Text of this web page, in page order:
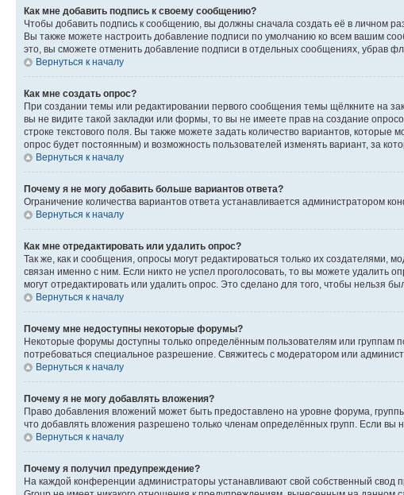
Как мне добавить подпись к своему сообщению?
Чтобы добавить подпись к сообщению, вы должны сначала создать её в личном
Вы также можете настроить добавление подписи по умолчанию ко всем вашим
это, вы сможете отменить добавление подписи в отдельных сообщениях, убрав
Вернуться к началу
Как мне создать опрос?
При создании темы или редактировании первого сообщения темы щёлкните на
вы не видите такой закладки или формы, то вы не имеете прав на создание
строке текстового поля. Вы также можете задать количество вариантов,
опрос будет постоянным) и возможность пользователей изменять вариант, за
Вернуться к началу
Почему я не могу добавить больше вариантов ответа?
Ограничение количества вариантов ответа устанавливается администратором
Вернуться к началу
Как мне отредактировать или удалить опрос?
Так же, как и сообщения, опросы могут редактироваться только их
связан именно с ним. Если никто не успел проголосовать, то вы можете удалить
могут отредактировать или удалить опрос. Это сделано для того, чтобы нельзя
Вернуться к началу
Почему мне недоступны некоторые форумы?
Некоторые форумы доступны только определённым пользователям или группам
потребоваться специальное разрешение. Свяжитесь с модератором или
Вернуться к началу
Почему я не могу добавлять вложения?
Право добавления вложений может быть предоставлено на уровне форума,
что добавлять вложения разрешено только членам определённых групп. Если
Вернуться к началу
Почему я получил предупреждение?
На каждой конференции администраторы устанавливают свой собственный